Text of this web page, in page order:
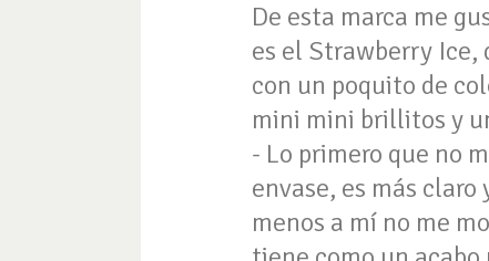
De esta marca me
es el Strawberry
con un poquito de
mini mini brillitos y
- Lo primero que no
envase, es más
menos a mí no me